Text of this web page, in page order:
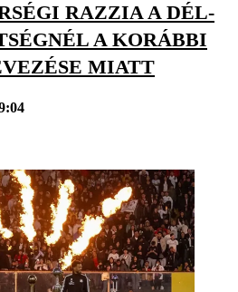
RAZZIA A DÉL-
A KORÁBBI
MIATT